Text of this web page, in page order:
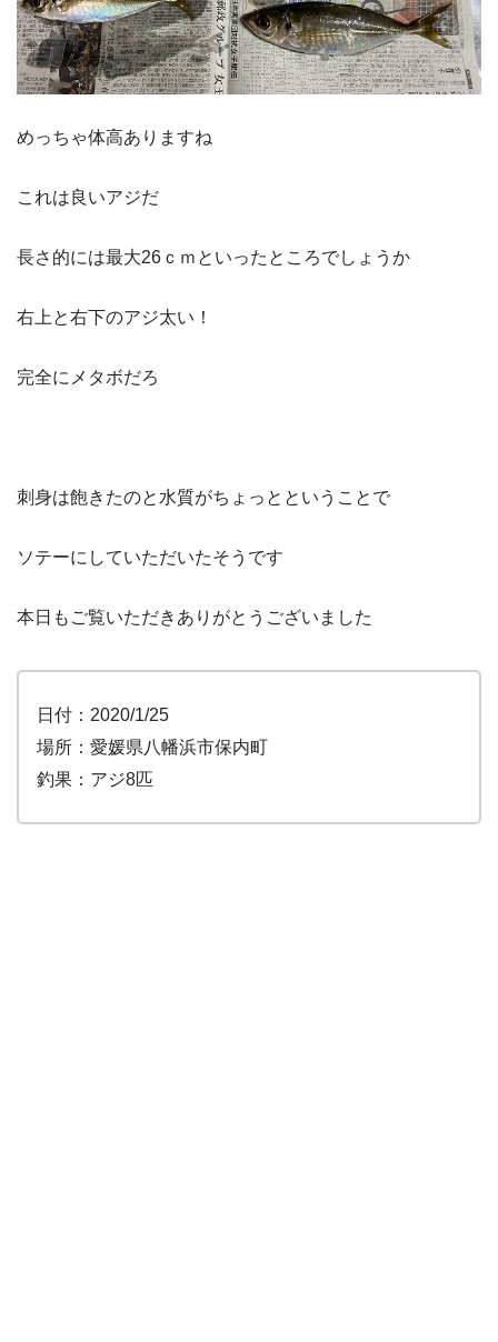
めっちゃ体高ありますね
これは良いアジだ
長さ的には最大26ｃｍといったところでしょうか
右上と右下のアジ太い！
完全にメタボだろ
刺身は飽きたのと水質がちょっとということで
ソテーにしていただいたそうです
本日もご覧いただきありがとうございました
日付：2020/1/25
場所：愛媛県八幡浜市保内町
釣果：アジ8匹